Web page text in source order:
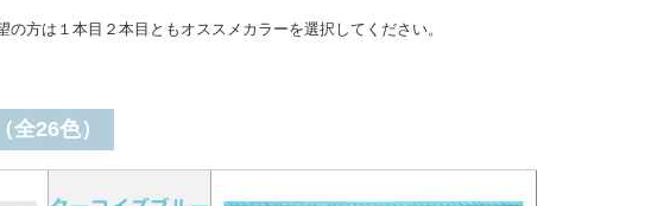
方は１本目２本目ともオススメカラーを選択してください。
26色）